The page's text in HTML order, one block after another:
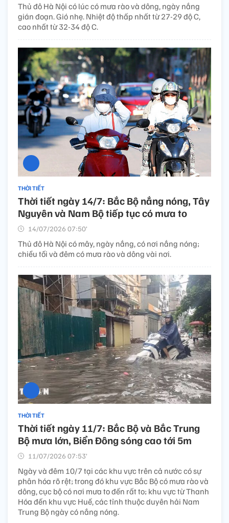
Thủ đô Hà Nội có lúc có mưa rào và dông, ngày nắng
gián đoạn. Gió nhẹ. Nhiệt độ thấp nhất từ 27-29 độ C,
cao nhất từ 32-34 độ C.
THỜI TIẾT
Thời tiết ngày 14/7: Bắc Bộ nắng nóng, Tây
Nguyên và Nam Bộ tiếp tục có mưa to
14/07/2026 07:50’
Thủ đô Hà Nội có mây, ngày nắng, có nơi nắng nóng;
chiều tối và đêm có mưa rào và dông vài nơi.
THỜI TIẾT
Thời tiết ngày 11/7: Bắc Bộ và Bắc Trung
Bộ mưa lớn, Biển Đông sóng cao tới 5m
11/07/2026 07:53’
Ngày và đêm 10/7 tại các khu vực trên cả nước có sự
phân hóa rõ rệt; trong đó khu vực Bắc Bộ có mưa rào và
dông, cục bộ có nơi mưa to đến rất to; khu vực từ Thanh
Hóa đến khu vực Huế, các tỉnh thuộc duyên hải Nam
Trung Bộ ngày có nắng nóng.